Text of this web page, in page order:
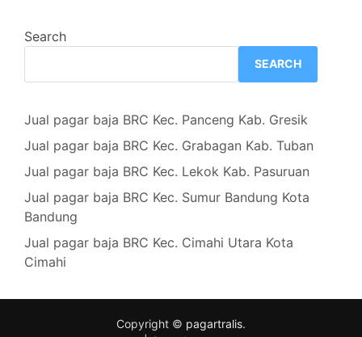
Search
SEARCH
Jual pagar baja BRC Kec. Panceng Kab. Gresik
Jual pagar baja BRC Kec. Grabagan Kab. Tuban
Jual pagar baja BRC Kec. Lekok Kab. Pasuruan
Jual pagar baja BRC Kec. Sumur Bandung Kota
Bandung
Jual pagar baja BRC Kec. Cimahi Utara Kota
Cimahi
Copyright © pagartralis.